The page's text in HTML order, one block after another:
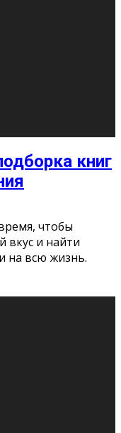
когда
организм
как бороться со